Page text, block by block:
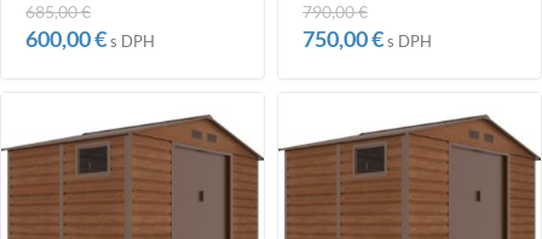
685,00€
600,00€s DPH
790,00€
750,00€s DPH